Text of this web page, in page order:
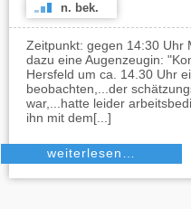
n. bek.
Zeitpunkt: gegen 14:30 Uhr
dazu eine Augenzeugin:
Hersfeld um ca. 14.30 Uhr
beobachten,...der
war,...hatte leider
ihn mit dem[...]
weiterlesen…